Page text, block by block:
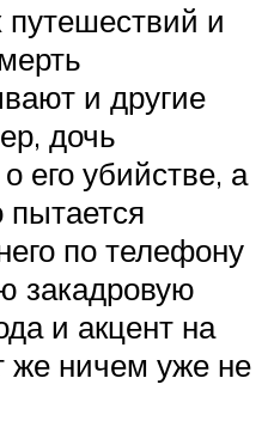
и
и другие
дочь
его убийстве, а
по телефону
закадровую
и акцент на
же ничем уже не